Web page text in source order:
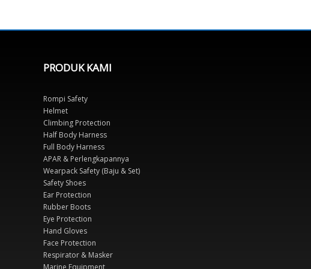
PRODUK KAMI
Rompi Safety
Helmet
Climbing Protection
Half Body Harness
Full Body Harness
APAR & Perlengkapannya
Wearpack Safety (Baju & Set)
Safety Shoes
Ear Protection
Rubber Boots
Eye Protection
Hand Gloves
Face Protection
Respirator & Masker
Marine Equipment